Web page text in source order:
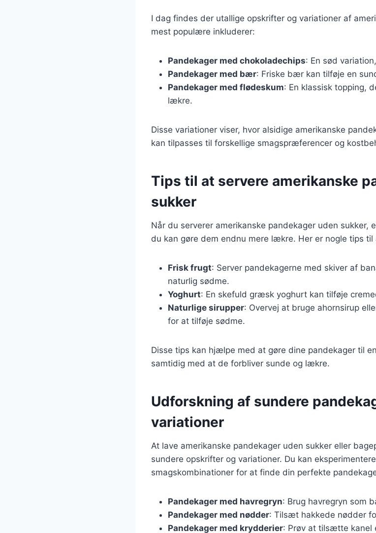
I dag findes der utallige opskrifter og variationer af
mest populære inkluderer:
Pandekager med chokoladechips: En sød
Pandekager med bær: Friske bær kan tilføje en
Pandekager med flødeskum: En klassisk topping,
lækre.
Disse variationer viser, hvor alsidige amerikanske
kan tilpasses til forskellige smagspræferencer og
Tips til at servere amerikanske
sukker
Når du serverer amerikanske pandekager uden
du kan gøre dem endnu mere lækre. Her er nogle tips
Frisk frugt: Server pandekagerne med skiver af
naturlig sødme.
Yoghurt: En skefuld græsk yoghurt kan tilføje
Naturlige sirupper: Overvej at bruge ahornsirup
for at tilføje sødme.
Disse tips kan hjælpe med at gøre dine pandekager til
samtidig med at de forbliver sunde og lækre.
Udforskning af sundere
variationer
At lave amerikanske pandekager uden sukker eller
sundere opskrifter og variationer. Du kan
smagskombinationer for at finde din perfekte
Pandekager med havregryn: Brug havregryn som
Pandekager med nødder: Tilsæt hakkede nødder
Pandekager med krydderier: Prøv at tilsætte kanel